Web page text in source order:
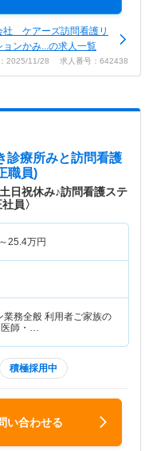
社 ケアーズ訪問看護リ
ンかみ...の求人一覧
2025/11/28 求人番号：642438
診療所みと訪問看護
職員)
日祝休み♪訪問看護ステ
員〉
25.4万円
務全般 利用者ご家族の
医師・…
積極採用中
い合わせる